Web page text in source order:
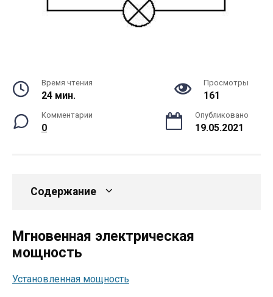
Время чтения
24 мин.
Просмотры
161
Комментарии
0
Опубликовано
19.05.2021
Содержание
Мгновенная электрическая
мощность
Установленная мощность